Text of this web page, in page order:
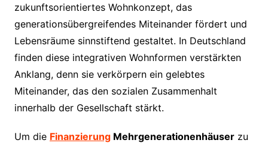
zukunftsorientiertes Wohnkonzept, das
generationsübergreifendes Miteinander fördert und
Lebensräume sinnstiftend gestaltet. In Deutschland
finden diese integrativen Wohnformen verstärkten
Anklang, denn sie verkörpern ein gelebtes
Miteinander, das den sozialen Zusammenhalt
innerhalb der Gesellschaft stärkt.
Um die FinanzierungMehrgenerationenhäuserzu